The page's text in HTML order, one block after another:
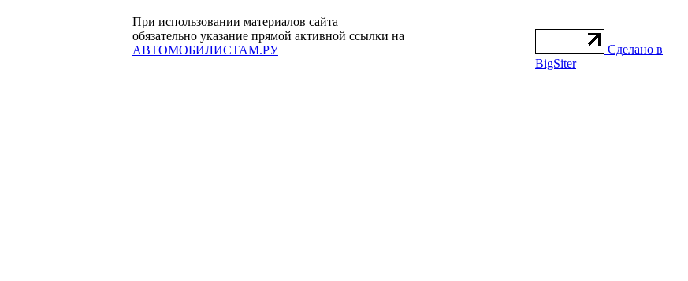
При использовании материалов сайта
обязательно указание прямой активной ссылки на
АВТОМОБИЛИСТАМ.РУ
Сделано в
BigSiter